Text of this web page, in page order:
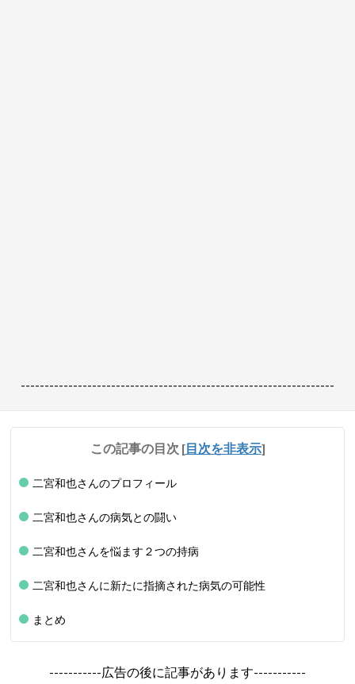
------------------------------------------------------------------
この記事の目次 [目次を非表示]
二宮和也さんのプロフィール
二宮和也さんの病気との闘い
二宮和也さんを悩ます２つの持病
二宮和也さんに新たに指摘された病気の可能性
まとめ
-----------広告の後に記事があります-----------